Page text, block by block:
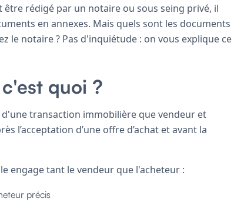
rédigé par un notaire ou sous seing privé, il
en annexes. Mais quels sont les documents
le notaire ? Pas d'inquiétude : on vous explique ce
quoi ?
transaction immobilière que vendeur et
l’acceptation d’une offre d’achat et avant la
engage tant le vendeur que l'acheteur :
précis